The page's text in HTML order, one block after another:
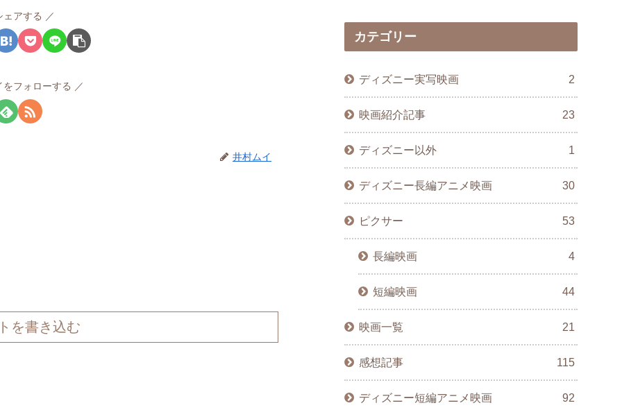
ェアする
をフォローする
井村ムイ
を書き込む
カテゴリー
ディズニー実写映画 2
映画紹介記事 23
ディズニー以外 1
ディズニー長編アニメ映画 30
ピクサー 53
長編映画 4
短編映画 44
映画一覧 21
感想記事 115
ディズニー短編アニメ映画 92